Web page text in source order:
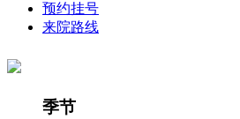
预约挂号
来院路线
季节